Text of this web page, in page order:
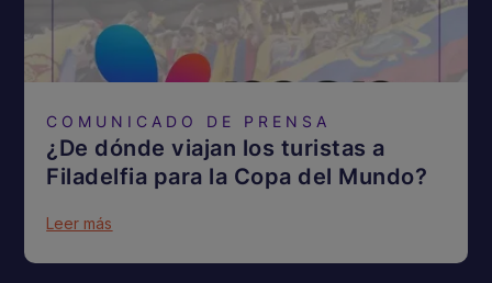
COMUNICADO DE PRENSA
¿De dónde viajan los turistas a
Filadelfia para la Copa del Mundo?
Leer más